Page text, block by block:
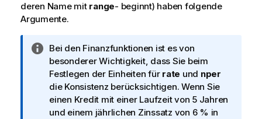
deren Name mit range- beginnt) haben folgende
Argumente.
I
n
f
o
r
m
Bei den Finanzfunktionen ist es von
besonderer Wichtigkeit, dass Sie beim
Festlegen der Einheiten für rate und nper
die Konsistenz berücksichtigen. Wenn Sie
einen Kredit mit einer Laufzeit von 5 Jahren
und einem jährlichen Zinssatz von 6 % in